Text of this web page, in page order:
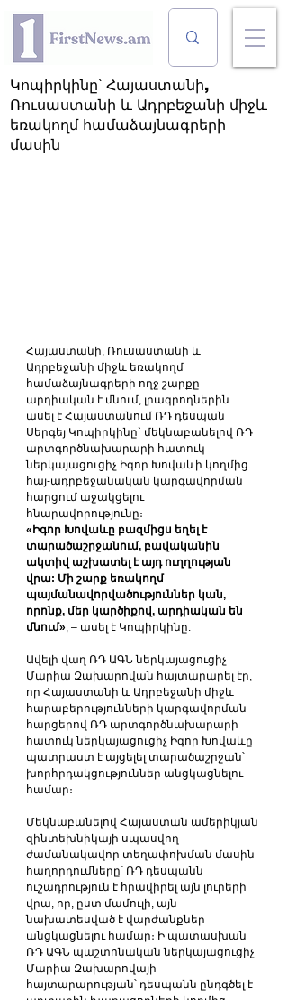
Կոպիրկինը՝ Հայաստանի,
Ռուսաստանի և Ադրբեջանի միջև
եռակողմ համաձայնագրերի
մասին
Հայաստանի, Ռուսաստանի և
Ադրբեջանի միջև եռակողմ
համաձայնագրերի ողջ շարքը
արդիական է մնում, լրագրողներին
ասել է Հայաստանում ՌԴ դեսպան
Սերգեյ Կոպիրկինը` մեկնաբանելով ՌԴ
արտգործնախարարի հատուկ
ներկայացուցիչ Իգոր Խովաևի կողմից
հայ-ադրբեջանական կարգավորման
հարցում աջակցելու
հնարավորությունը։
«Իգոր Խովաևը բազմիցս եղել է
տարածաշրջանում, բավականին
ակտիվ աշխատել է այդ ուղղության
վրա: Մի շարք եռակողմ
պայմանավորվածություններ կան,
որոնք, մեր կարծիքով, արդիական են
մնում», – ասել է Կոպիրկինը:
Ավելի վաղ ՌԴ ԱԳՆ ներկայացուցիչ
Մարիա Զախարովան հայտարարել էր,
որ Հայաստանի և Ադրբեջանի միջև
հարաբերությունների կարգավորման
հարցերով ՌԴ արտգործնախարարի
հատուկ ներկայացուցիչ Իգոր Խովաևը
պատրաստ է այցելել տարածաշրջան՝
խորհրդակցություններ անցկացնելու
համար։
Մեկնաբանելով Հայաստան ամերիկյան
զինտեխնիկայի սպասվող
ժամանակավոր տեղափոխման մասին
հաղորդումները՝ ՌԴ դեսպանն
ուշադրություն է հրավիրել այն լուրերի
վրա, որ, ըստ մամուլի, այն
նախատեսված է վարժանքներ
անցկացնելու համար։ Ի պատասխան
ՌԴ ԱԳՆ պաշտոնական ներկայացուցիչ
Մարիա Զախարովայի
հայտարարության՝ դեսպանն ընդգծել է